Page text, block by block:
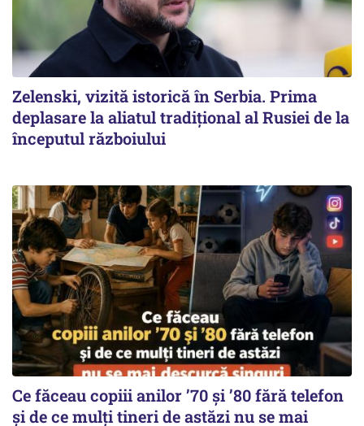
Zelenski, vizită istorică în Serbia. Prima
deplasare la aliatul tradițional al Rusiei de la
începutul războiului
Ce făceau copiii anilor ’70 și ’80 fără telefon
și de ce mulți tineri de astăzi nu se mai